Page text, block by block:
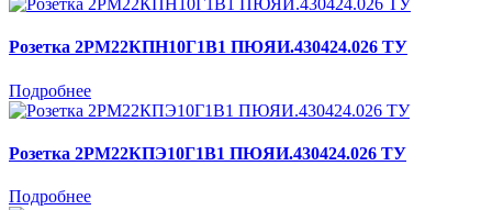
Розетка 2РМ22КПН10Г1В1 ПЮЯИ.430424.026 ТУ
Подробнее
Розетка 2РМ22КПЭ10Г1В1 ПЮЯИ.430424.026 ТУ
Подробнее